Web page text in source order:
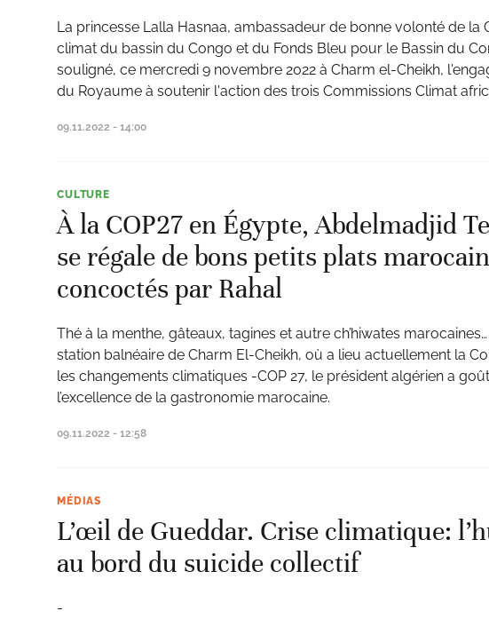
La princesse Lalla Hasnaa, ambassadeur de bonne volonté de la
climat du bassin du Congo et du Fonds Bleu pour le Bassin du
souligné, ce mercredi 9 novembre 2022 à Charm el-Cheikh,
du Royaume à soutenir l'action des trois Commissions Climat
09.11.2022 - 14:00
CULTURE
À la COP27 en Égypte, Abdelmadjid
se régale de bons petits plats
concoctés par Rahal
Thé à la menthe, gâteaux, tagines et autre ch’hiwates
station balnéaire de Charm El-Cheikh, où a lieu actuellement la
les changements climatiques -COP 27, le président algérien a
l’excellence de la gastronomie marocaine.
09.11.2022 - 12:58
MÉDIAS
L’œil de Gueddar. Crise climatique:
au bord du suicide collectif
-